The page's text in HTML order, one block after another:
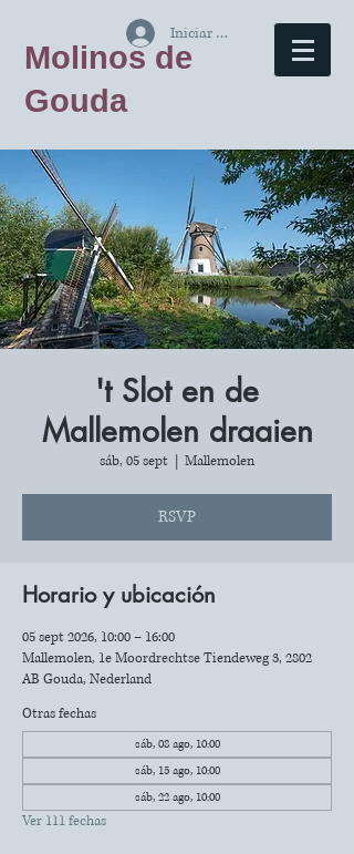
Molinos de
Gouda
Iniciar sesión
't Slot en de
Mallemolen draaien
sáb, 05 sept Mallemolen
RSVP
Horario y ubicación
05 sept 2026, 10:00 – 16:00
Mallemolen, 1e Moordrechtse Tiendeweg 3, 2802
AB Gouda, Nederland
Otras fechas
sáb, 08 ago, 10:00
sáb, 15 ago, 10:00
sáb, 22 ago, 10:00
Ver 111 fechas